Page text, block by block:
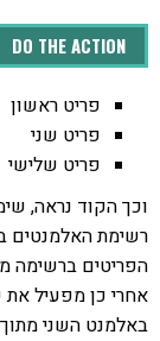
DO THE ACTION
פריט ראשון
פריט שני
פריט שלישי
וכך הקוד נראה,
באלמנט השני